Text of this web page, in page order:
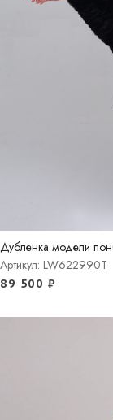
Дубленка модели
Артикул: LW622990T
89 500 ₽